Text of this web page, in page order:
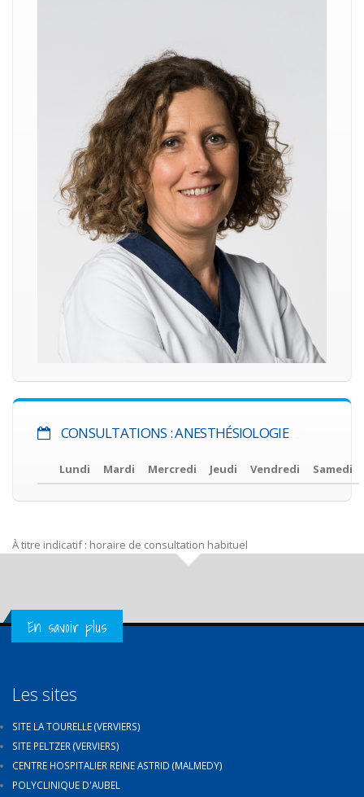
CONSULTATIONS : ANESTHÉSIOLOGIE
Lundi Mardi Mercredi Jeudi Vendredi Samedi
À titre indicatif : horaire de consultation habituel
Get in Touch
En savoir plus
Les sites
SITE LA TOURELLE (VERVIERS)
SITE PELTZER (VERVIERS)
CENTRE HOSPITALIER REINE ASTRID (MALMEDY)
POLYCLINIQUE D'AUBEL